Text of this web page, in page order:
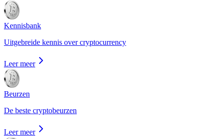
Kennisbank
Uitgebreide kennis over cryptocurrency
Leer meer
Beurzen
De beste cryptobeurzen
Leer meer